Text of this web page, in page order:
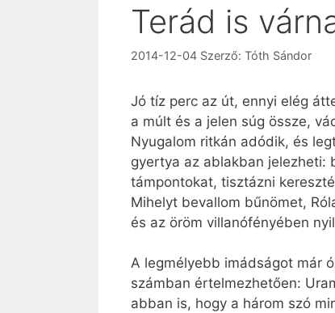
Terád is
2014-12-04 Szerző: Tóth Sándor
Jó tíz perc az út, ennyi elég
a múlt és a jelen súg össze,
Nyugalom ritkán adódik, és
gyertya az ablakban jelezheti:
támpontokat, tisztázni
Mihelyt bevallom bűnömet,
és az öröm villanófényében
A legmélyebb imádságot már
számban értelmezhetően:
abban is, hogy a három szó